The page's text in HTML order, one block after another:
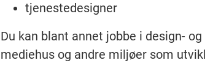
tjenestedesigner
Du kan blant annet jobbe i design-
mediehus og andre miljøer som